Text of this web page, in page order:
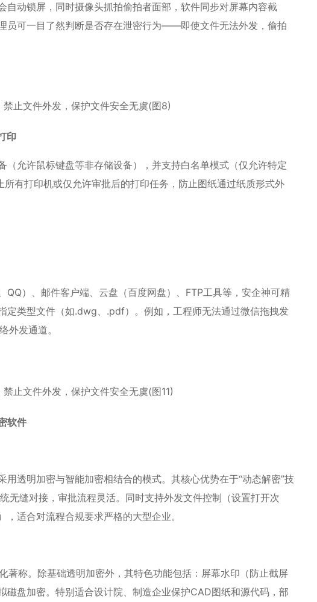
自动锁屏，同时摄像头抓拍偷拍者面部，软件同步对屏幕内容截
员可一目了然判断是否存在泄密行为——即使文件无法外发，偷拍
印
（允许鼠标键盘等非存储设备），并支持白名单模式（仅允许特定
所有打印机或仅允许审批后的打印任务，防止图纸通过纸质形式外
QQ）、邮件客户端、云盘（百度网盘）、FTP工具等，安企神可精
定类型文件（如.dwg、.pdf）。例如，工程师无法通过微信拖拽发
外发通道。
软件
用透明加密与智能加密相结合的模式。其核心优势在于“动态解密”技
无缝对接，审批流程灵活。同时支持外发文件控制（设置打开次
，适合对流程合规要求严格的大型企业。
著称。除基础透明加密外，其特色功能包括：屏幕水印（防止截屏
磁盘加密。特别适合设计院、制造企业保护CAD图纸和源代码，部